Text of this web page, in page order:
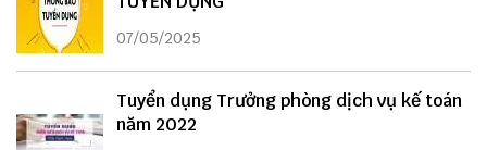
07/05/2025
Tuyển dụng Trưởng phòng dịch vụ kế toán
năm 2022